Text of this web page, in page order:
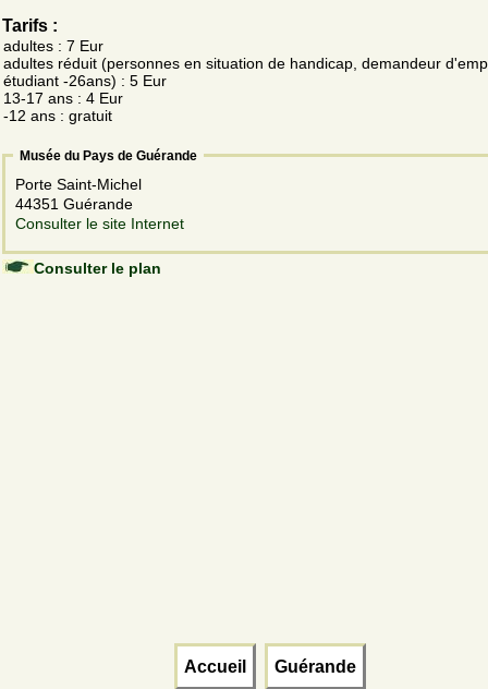
Tarifs :
adultes : 7 Eur
adultes réduit (personnes en situation de handicap, demandeur
étudiant -26ans) : 5 Eur
13-17 ans : 4 Eur
-12 ans : gratuit
Musée du Pays de Guérande
Porte Saint-Michel
44351 Guérande
Consulter le site Internet
Consulter le plan
Accueil Guérande